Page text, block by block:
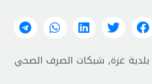
بلدية غزة, شبكات الصرف الصحي